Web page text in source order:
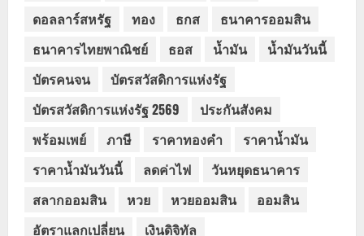
ดอลลาร์สหรัฐ
ทอง ธกส
ธนาคารออมสิน
ธนาคารไทยพาณิชย์
ธอส น้ำมัน
น้ำมันวันนี้
บัตรคนจน
บัตรสวัสดิการแห่งรัฐ
บัตรสวัสดิการแห่งรัฐ 2569
ประกันสังคม
พร้อมเพย์
ภาษี ราคาทองคำ
ราคาน้ำมัน
ราคาน้ำมันวันนี้
ลดค่าไฟ
วันหยุดธนาคาร
สลากออมสิน
หวย หวยออมสิน
ออมสิน
อัตราแลกเปลี่ยน
เงินดิจิทัล